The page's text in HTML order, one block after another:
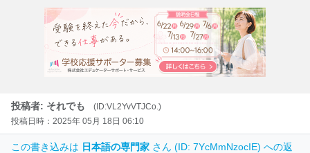
投稿者: それでも
(ID:VL2YvVTJCo.)
投稿日時：2025年 05月 18日 06:10
この書き込みは 日本語の専門家 さん (ID: 7YcMmNzocIE) への返